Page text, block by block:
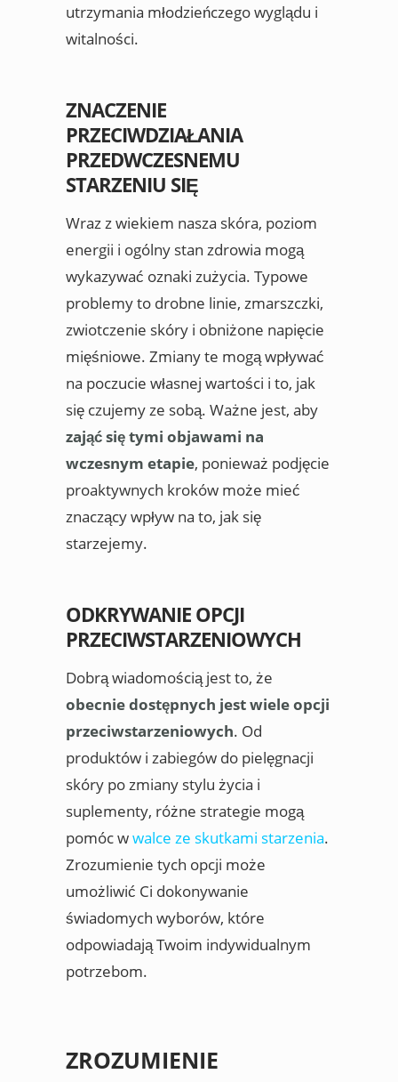
utrzymania młodzieńczego wyglądu i
witalności.
ZNACZENIE
PRZECIWDZIAŁANIA
PRZEDWCZESNEMU
STARZENIU SIĘ
Wraz z wiekiem nasza skóra, poziom
energii i ogólny stan zdrowia mogą
wykazywać oznaki zużycia. Typowe
problemy to drobne linie, zmarszczki,
zwiotczenie skóry i obniżone napięcie
mięśniowe. Zmiany te mogą wpływać
na poczucie własnej wartości i to, jak
się czujemy ze sobą. Ważne jest, aby
zająć się tymi objawami na
wczesnym etapie, ponieważ podjęcie
proaktywnych kroków może mieć
znaczący wpływ na to, jak się
starzejemy.
ODKRYWANIE OPCJI
PRZECIWSTARZENIOWYCH
Dobrą wiadomością jest to, że
obecnie dostępnych jest wiele opcji
przeciwstarzeniowych. Od
produktów i zabiegów do pielęgnacji
skóry po zmiany stylu życia i
suplementy, różne strategie mogą
pomóc wwalce ze skutkami starzenia.
Zrozumienie tych opcji może
umożliwić Ci dokonywanie
świadomych wyborów, które
odpowiadają Twoim indywidualnym
potrzebom.
ZROZUMIENIE